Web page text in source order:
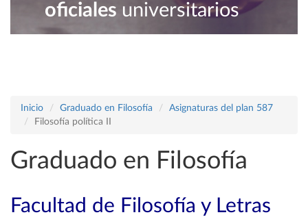
oficiales universitarios
Inicio Graduado en Filosofía
Asignaturas del plan 587
Filosofía política II
Graduado en Filosofía
Facultad de Filosofía y Letras